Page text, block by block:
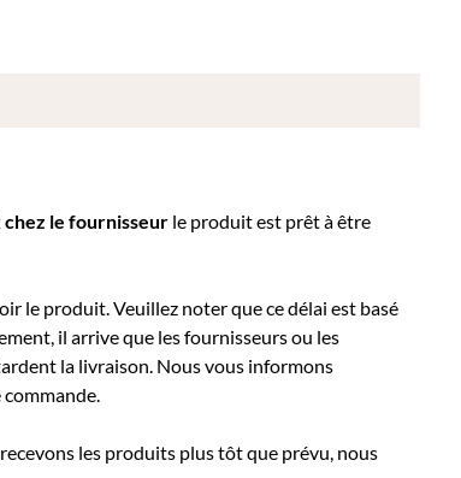
chez le fournisseur le produit est prêt à être
le produit. Veuillez noter que ce délai est basé
il arrive que les fournisseurs ou les
la livraison. Nous vous informons
les produits plus tôt que prévu, nous